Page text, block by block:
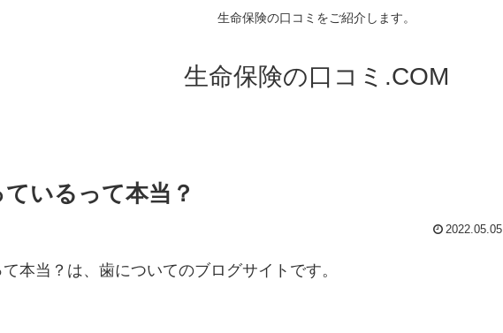
生命保険の口コミをご紹介します。
生命保険の口コミ.COM
いるって本当？
2022.05.05
本当？は、歯についてのブログサイトです。